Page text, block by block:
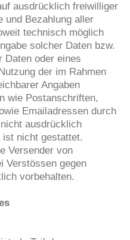
ausdrücklich freiwilliger
und Bezahlung aller
technisch möglich
solcher Daten bzw.
Daten oder eines
der im Rahmen
Angaben
wie Postanschriften,
Emailadressen durch
ausdrücklich
ist nicht gestattet.
Versender von
Verstössen gegen
vorbehalten.